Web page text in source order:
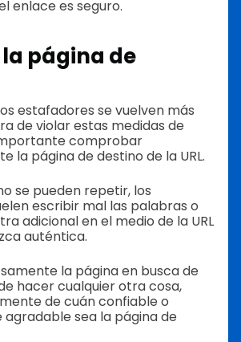
enlace es seguro.
página de
estafadores se vuelven más
de violar estas medidas de
comprobar
la página de destino de la URL.
se pueden repetir, los
escribir mal las palabras o
adicional en el medio de la URL
auténtica.
la página en busca de
hacer cualquier otra cosa,
de cuán confiable o
sea la página de